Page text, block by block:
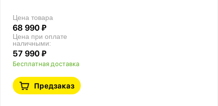
Цена товара
68 990 ₽
Цена при оплате
наличными:
57 990 ₽
Бесплатная доставка
Предзаказ